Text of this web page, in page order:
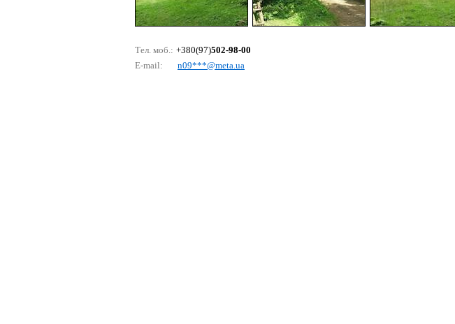
Тел. моб.: +380(97)502-98-00
E-mail:
n09***@mеtа.uа